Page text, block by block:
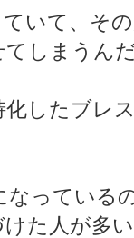
いて、そ
しまうん
したブレ
っている
た人が多